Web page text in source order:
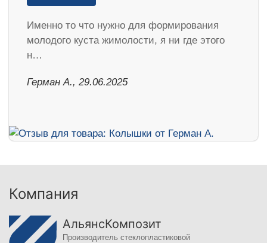
Именно то что нужно для формирования
молодого куста жимолости, я ни где этого
н…
Герман А., 29.06.2025
Компания
АльянсКомпозит
Производитель стеклопластиковой